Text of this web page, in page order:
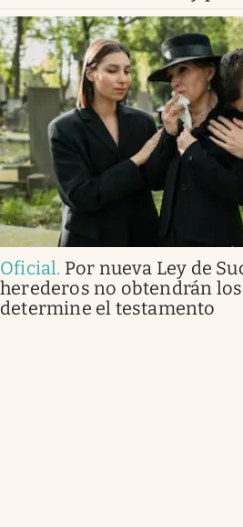
Oficial. Por nueva Ley de
herederos no obtendrán
determine el testamento